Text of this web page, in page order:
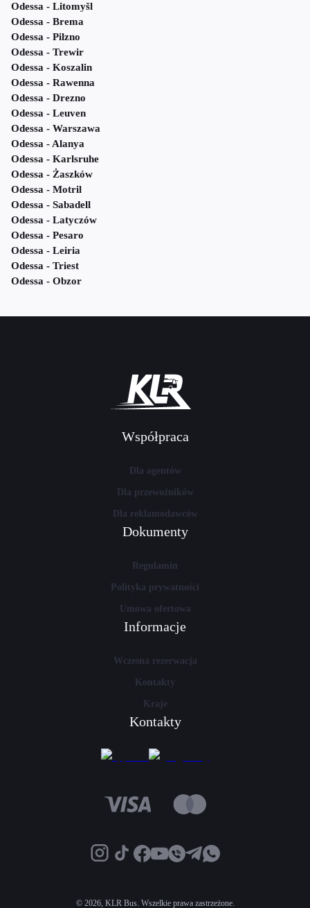
Odessa - Litomyšl
Odessa - Brema
Odessa - Pilzno
Odessa - Trewir
Odessa - Koszalin
Odessa - Rawenna
Odessa - Drezno
Odessa - Leuven
Odessa - Warszawa
Odessa - Alanya
Odessa - Karlsruhe
Odessa - Żaszków
Odessa - Motril
Odessa - Sabadell
Odessa - Latyczów
Odessa - Pesaro
Odessa - Leiria
Odessa - Triest
Odessa - Obzor
Współpraca
Dla agentów
Dla przewoźników
Dla reklamodawców
Dokumenty
Regulamin
Polityka prywatności
Umowa ofertowa
Informacje
Wczesna rezerwacja
Kontakty
Kraje
Kontakty
© 2026, KLR Bus. Wszelkie prawa zastrzeżone.